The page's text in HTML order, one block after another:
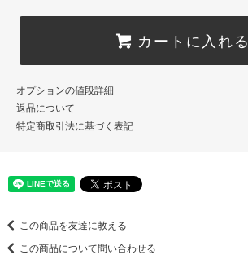
カートに入れる
オプションの値段詳細
返品について
特定商取引法に基づく表記
この商品を友達に教える
この商品について問い合わせる